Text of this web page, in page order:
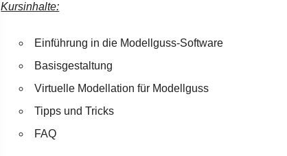
Kursinhalte:
Einführung in die Modellguss-Software
Basisgestaltung
Virtuelle Modellation für Modellguss
Tipps und Tricks
FAQ